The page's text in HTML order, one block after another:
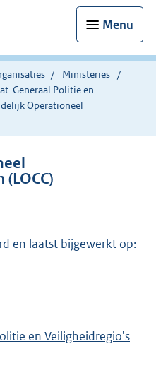
Menu
Ministeries
Generaal Politie en
Operationeel
en laatst bijgewerkt op:
en Veiligheidregio's